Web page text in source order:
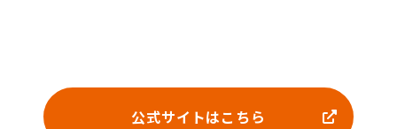
公式サイトはこちら